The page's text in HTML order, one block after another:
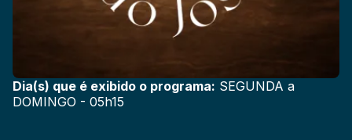
Dia(s) que é exibido o programa: SEGUNDA a
DOMINGO - 05h15